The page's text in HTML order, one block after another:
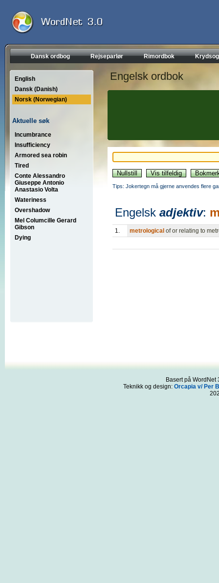
Dansk ordbog Rejseparlør Rimordbok
English
Dansk (Danish)
Norsk (Norwegian)
Aktuelle søk
Incumbrance
Insufficiency
Armored sea robin
Tired
Conte Alessandro
Giuseppe Antonio
Anastasio Volta
Wateriness
Overshadow
Mel Columcille Gerard
Gibson
Dying
Engelsk ordbok
Tips: Jokertegn må gjerne anvendes flere
Engelsk adjektiv:
1. metrological of or relating to
Basert på
Teknikk og design: Orcapia v/ Per